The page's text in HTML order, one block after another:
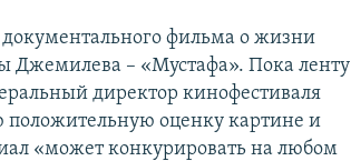
документального фильма о жизни
Джемилева – «Мустафа». Пока ленту
директор кинофестиваля
оценку картине и
«может конкурировать на любом